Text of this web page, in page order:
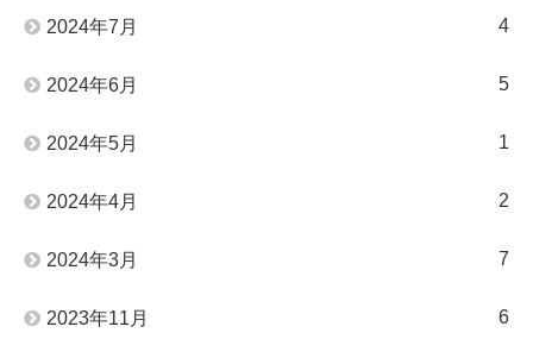
2024年7月 4
2024年6月 5
2024年5月 1
2024年4月 2
2024年3月 7
2023年11月 6